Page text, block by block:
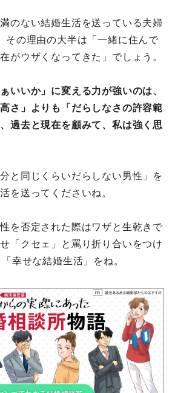
のない結婚生活を送っている夫婦
その理由の大半は「一緒に住んで
がウザくなってきた」でしょう。
いいか」に変える力が強いのは、
さ」よりも「だらしなさの許容範
過去と現在を顧みて、私は強く思
と同じくらいだらしない男性」を
を送ってくださいね。
を否定された際はワザと生乾きで
「クセェ」と罵り折り合いをつけ
幸せな結婚生活」をね。